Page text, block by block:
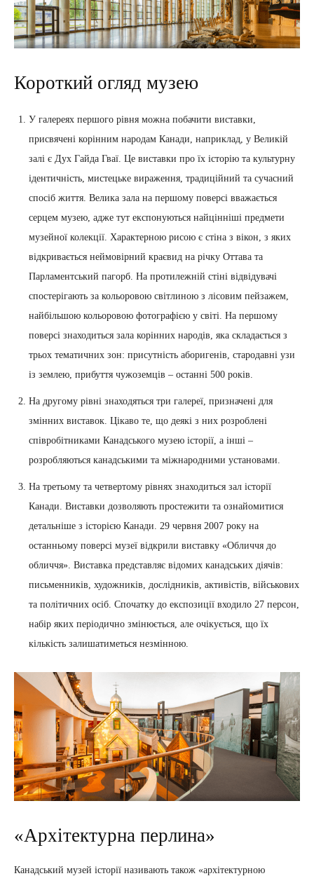
Короткий огляд музею
У галереях першого рівня можна побачити виставки,
присвячені корінним народам Канади, наприклад, у Великій
залі є Дух Гайда Гваї. Це виставки про їх історію та культурну
ідентичність, мистецьке вираження, традиційний та сучасний
спосіб життя. Велика зала на першому поверсі вважається
серцем музею, адже тут експонуються найцінніші предмети
музейної колекції. Характерною рисою є стіна з вікон, з яких
відкривається неймовірний краєвид на річку Оттава та
Парламентський пагорб. На протилежній стіні відвідувачі
спостерігають за кольоровою світлиною з лісовим пейзажем,
найбільшою кольоровою фотографією у світі. На першому
поверсі знаходиться зала корінних народів, яка складається з
трьох тематичних зон: присутність аборигенів, стародавні узи
із землею, прибуття чужоземців – останні 500 років.
На другому рівні знаходяться три галереї, призначені для
змінних виставок. Цікаво те, що деякі з них розроблені
співробітниками Канадського музею історії, а інші –
розробляються канадськими та міжнародними установами.
На третьому та четвертому рівнях знаходиться зал історії
Канади. Виставки дозволяють простежити та ознайомитися
детальніше з історією Канади. 29 червня 2007 року на
останньому поверсі музеї відкрили виставку «Обличчя до
обличчя». Виставка представляє відомих канадських діячів:
письменників, художників, дослідників, активістів, військових
та політичних осіб. Спочатку до експозиції входило 27 персон,
набір яких періодично змінюється, але очікується, що їх
кількість залишатиметься незмінною.
«Архітектурна перлина»
Канадський музей історії називають також «архітектурною